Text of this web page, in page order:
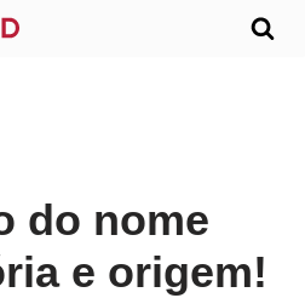
do nome
e origem!